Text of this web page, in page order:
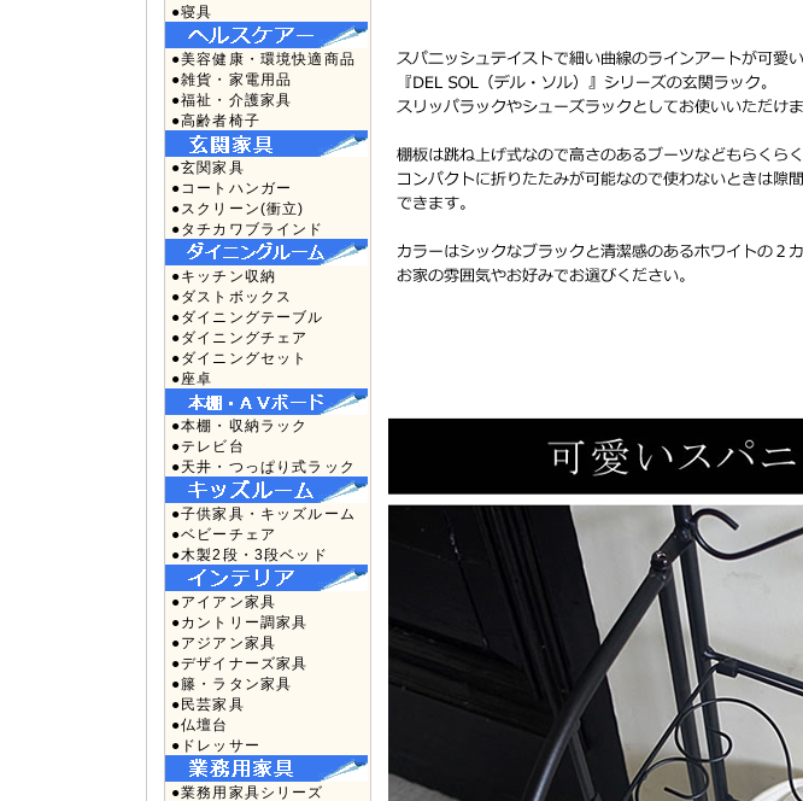
●寝具
●美容健康・環境快適商品
●雑貨・家電用品
●福祉・介護家具
●高齢者椅子
●玄関家具
●コートハンガー
●スクリーン(衝立)
●タチカワブラインド
●キッチン収納
●ダストボックス
●ダイニングテーブル
●ダイニングチェア
●ダイニングセット
●座卓
●本棚・収納ラック
●テレビ台
●天井・つっぱり式ラック
●子供家具・キッズルーム
●ベビーチェア
●木製2段・3段ベッド
●アイアン家具
●カントリー調家具
●アジアン家具
●デザイナーズ家具
●籐・ラタン家具
●民芸家具
●仏壇台
●ドレッサー
●業務用家具シリーズ